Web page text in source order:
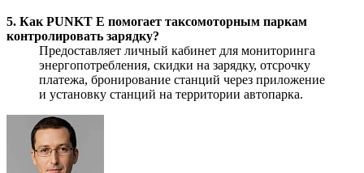
5. Как PUNKT E помогает таксомоторным паркам
контролировать зарядку?
Предоставляет личный кабинет для мониторинга
энергопотребления, скидки на зарядку, отсрочку
платежа, бронирование станций через приложение
и установку станций на территории автопарка.